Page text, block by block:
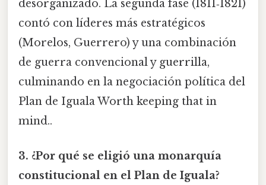
desorganizado. La segunda fase (1811‑1821)
contó con líderes más estratégicos
(Morelos, Guerrero) y una combinación
de guerra convencional y guerrilla,
culminando en la negociación política del
Plan de Iguala Worth keeping that in
mind..
3. ¿Por qué se eligió una monarquía
constitucional en el Plan de Iguala?